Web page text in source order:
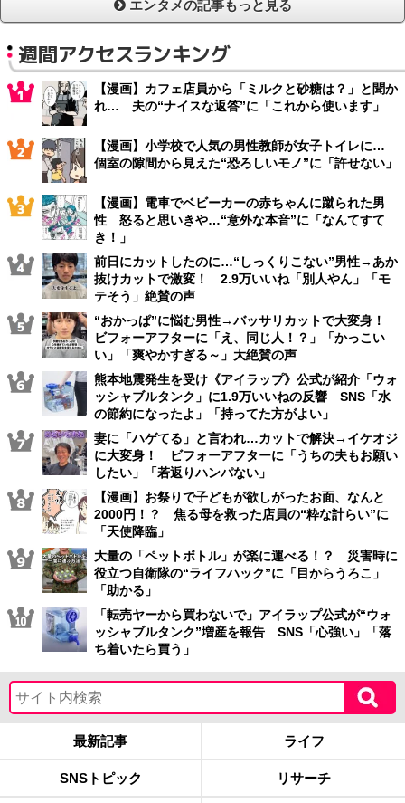
エンタメの記事もっと見る
週間アクセスランキング
【漫画】カフェ店員から「ミルクと砂糖は？」と聞か
れ… 夫の“ナイスな返答”に「これから使います」
【漫画】小学校で人気の男性教師が女子トイレに…
個室の隙間から見えた“恐ろしいモノ”に「許せない」
【漫画】電車でベビーカーの赤ちゃんに蹴られた男
性 怒ると思いきや…“意外な本音”に「なんてすて
き！」
前日にカットしたのに…“しっくりこない”男性→あか
抜けカットで激変！ 2.9万いいね「別人やん」「モ
テそう」絶賛の声
“おかっぱ”に悩む男性→バッサリカットで大変身！
ビフォーアフターに「え、同じ人！？」「かっこい
い」「爽やかすぎる～」大絶賛の声
熊本地震発生を受け《アイラップ》公式が紹介「ウォ
ッシャブルタンク」に1.9万いいねの反響 SNS「水
の節約になったよ」「持ってた方がよい」
妻に「ハゲてる」と言われ…カットで解決→イケオジ
に大変身！ ビフォーアフターに「うちの夫もお願い
したい」「若返りハンパない」
【漫画】お祭りで子どもが欲しがったお面、なんと
2000円！？ 焦る母を救った店員の“粋な計らい”に
「天使降臨」
大量の「ペットボトル」が楽に運べる！？ 災害時に
役立つ自衛隊の“ライフハック”に「目からうろこ」
「助かる」
「転売ヤーから買わないで」アイラップ公式が“ウォ
ッシャブルタンク”増産を報告 SNS「心強い」「落
ち着いたら買う」
最新記事 ライフ
SNSトピック リサーチ